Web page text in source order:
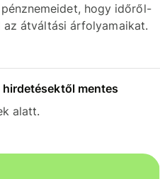
hogy időről-
átváltási árfolyamaikat.
mentes
alatt.